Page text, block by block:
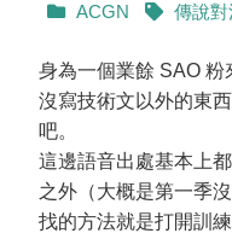
ACGN
傳說對
身為一個業餘 SAO 粉
沒寫技術文以外的東
吧。
這邊語音出處基本上
之外（大概是第一季
找的方法就是打開訓